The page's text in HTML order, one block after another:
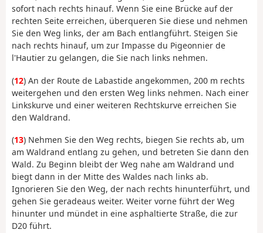
sofort nach rechts hinauf. Wenn Sie eine Brücke auf der
rechten Seite erreichen, überqueren Sie diese und nehmen
Sie den Weg links, der am Bach entlangführt. Steigen Sie
nach rechts hinauf, um zur Impasse du Pigeonnier de
l'Hautier zu gelangen, die Sie nach links nehmen.
(12) An der Route de Labastide angekommen, 200 m rechts
weitergehen und den ersten Weg links nehmen. Nach einer
Linkskurve und einer weiteren Rechtskurve erreichen Sie
den Waldrand.
(13) Nehmen Sie den Weg rechts, biegen Sie rechts ab, um
am Waldrand entlang zu gehen, und betreten Sie dann den
Wald. Zu Beginn bleibt der Weg nahe am Waldrand und
biegt dann in der Mitte des Waldes nach links ab.
Ignorieren Sie den Weg, der nach rechts hinunterführt, und
gehen Sie geradeaus weiter. Weiter vorne führt der Weg
hinunter und mündet in eine asphaltierte Straße, die zur
D20 führt.